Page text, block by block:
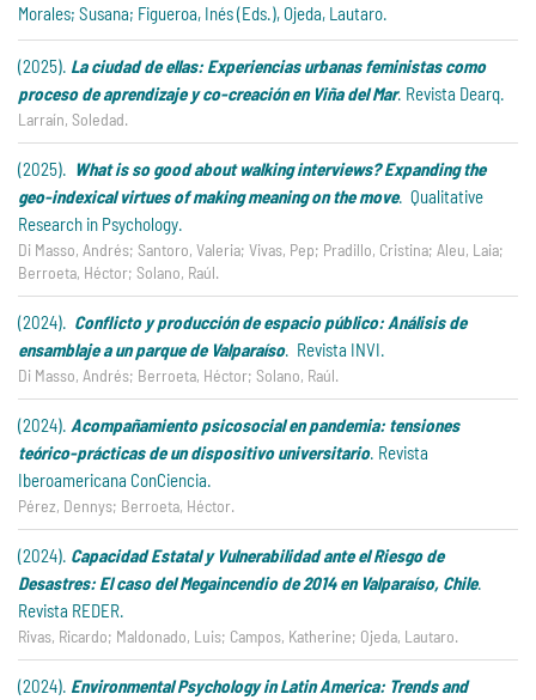
Morales; Susana; Figueroa, Inés (Eds.), Ojeda, Lautaro.
(2025). La ciudad de ellas: Experiencias urbanas feministas como
proceso de aprendizaje y co-creación en Viña del Mar. Revista Dearq.
Larraín, Soledad.
(2025). What is so good about walking interviews? Expanding the
geo-indexical virtues of making meaning on the move. Qualitative
Research in Psychology.
Di Masso, Andrés; Santoro, Valeria; Vivas, Pep; Pradillo, Cristina; Aleu, Laia;
Berroeta, Héctor; Solano, Raúl.
(2024). Conflicto y producción de espacio público: Análisis de
ensamblaje a un parque de Valparaíso. Revista INVI.
Di Masso, Andrés; Berroeta, Héctor; Solano, Raúl.
(2024). Acompañamiento psicosocial en pandemia: tensiones
teórico-prácticas de un dispositivo universitario. Revista
Iberoamericana ConCiencia.
Pérez, Dennys; Berroeta, Héctor.
(2024). Capacidad Estatal y Vulnerabilidad ante el Riesgo de
Desastres: El caso del Megaincendio de 2014 en Valparaíso, Chile.
Revista REDER.
Rivas, Ricardo; Maldonado, Luis; Campos, Katherine; Ojeda, Lautaro.
(2024). Environmental Psychology in Latin America: Trends and